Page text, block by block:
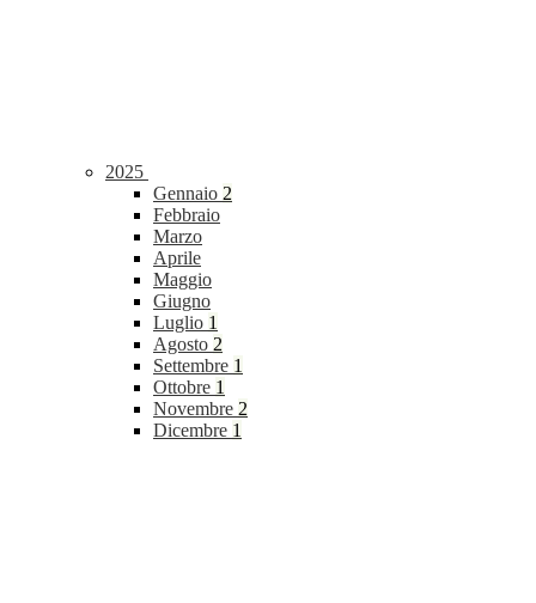
2025
Gennaio 2
Febbraio
Marzo
Aprile
Maggio
Giugno
Luglio 1
Agosto 2
Settembre 1
Ottobre 1
Novembre 2
Dicembre 1